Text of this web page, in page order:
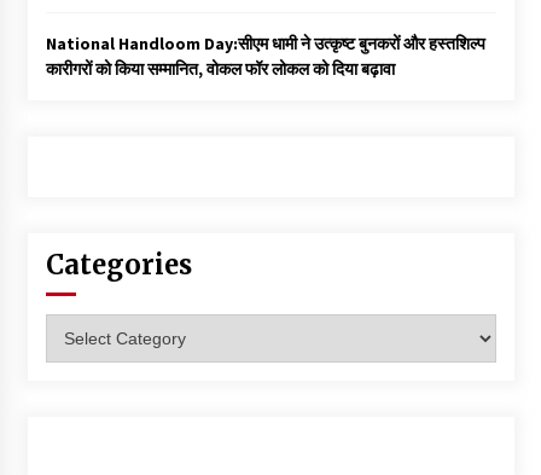
National Handloom Day:सीएम धामी ने उत्कृष्ट बुनकरों और हस्तशिल्प
कारीगरों को किया सम्मानित, वोकल फॉर लोकल को दिया बढ़ावा
Categories